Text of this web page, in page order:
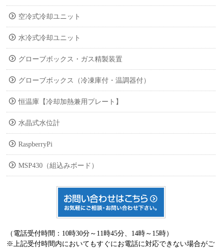
空冷式冷却ユニット
水冷式冷却ユニット
グローブボックス・ガス精製装置
グローブボックス（冷凍庫付・温調器付）
恒温庫【冷却加熱兼用プレート】
水晶式水位計
RaspberryPi
MSP430（組込みボード）
（電話受付時間：10時30分～11時45分、14時～15時）
※上記受付時間内においてもすぐにお電話に対応できない場合がご